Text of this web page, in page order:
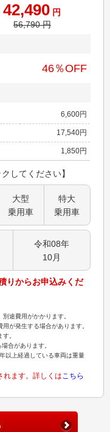
42,490 円
56,790円
46％OFF
6,600円
17,540円
1,850円
してください】
大型
乗用車
特大
乗用車
令和08年
10月
りからお申込みくだ
途費用がかかります。
が発生する場合があります。
。
合があります。
以上経過している車両は重量
ます。詳しくはこちら